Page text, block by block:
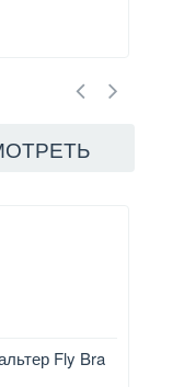
Fly Bra